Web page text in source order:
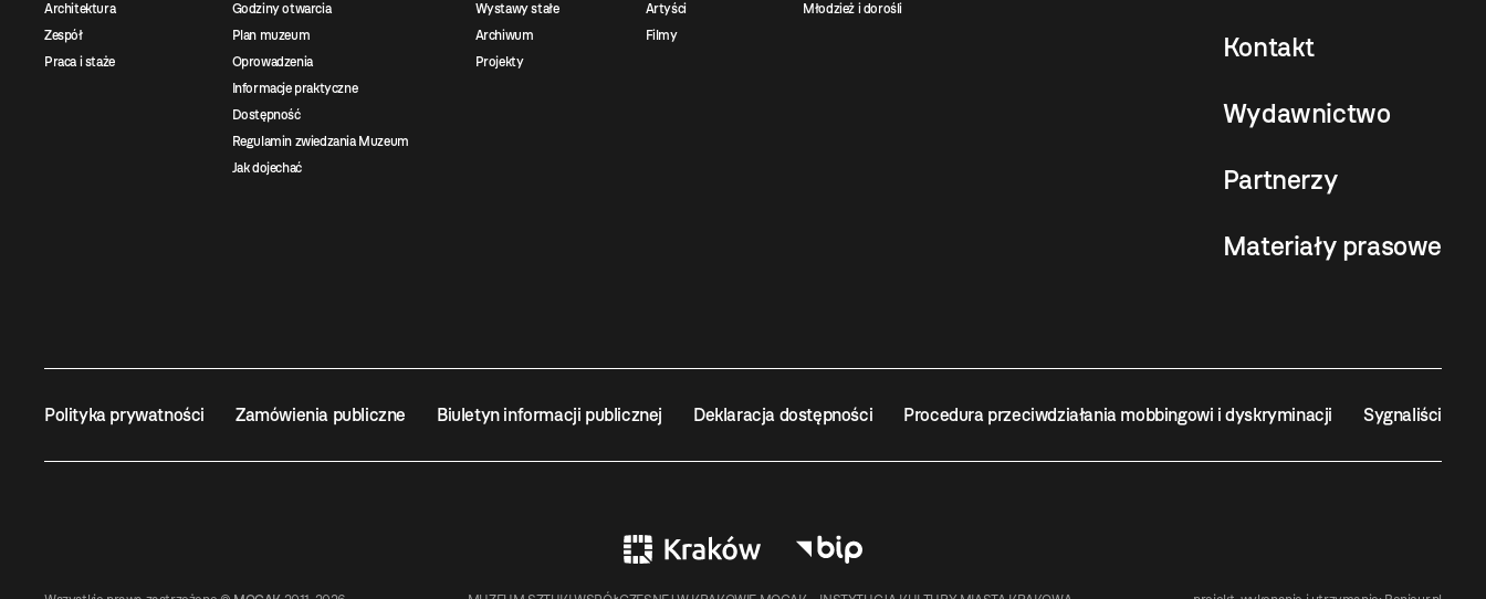
Architektura
Zespół
Praca i staże
Godziny otwarcia
Plan muzeum
Oprowadzenia
Informacje praktyczne
Dostępność
Regulamin zwiedzania Muzeum
Jak dojechać
Wystawy stałe
Archiwum
Projekty
Artyści
Filmy
Młodzież i dorośli
Kontakt
Wydawnictwo
Partnerzy
Materiały prasowe
Polityka prywatności Zamówienia publiczne Biuletyn informacji publicznej Deklaracja dostępności Procedura przeciwdziałania mobbingowi i dyskryminacji Sygnaliści